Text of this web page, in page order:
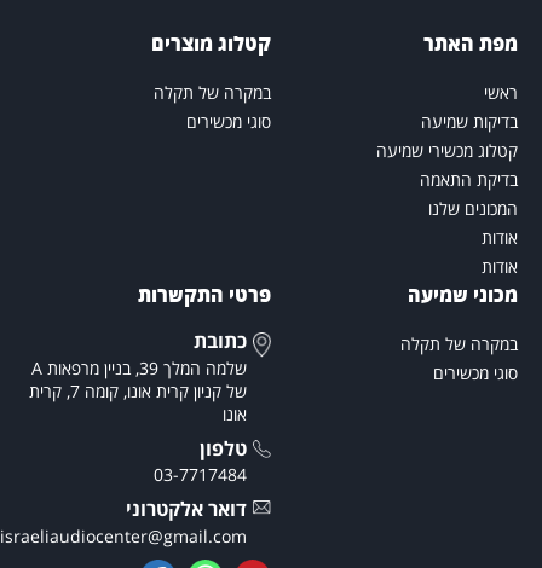
האתר
שמיעה
מכשירי שמיעה
התאמה
שלנו
קטלוג מוצרים
במקרה של תקלה
סוגי מכשירים
שמיעה
של תקלה
מכשירים
פרטי התקשרות
כתובת
שלמה המלך 39, בניין מרפאות A
של קניון קרית אונו, קומה 7, קרית
טלפון
03-7717484
דואר אלקטרוני
theisraeliaudiocenter@gmail.com